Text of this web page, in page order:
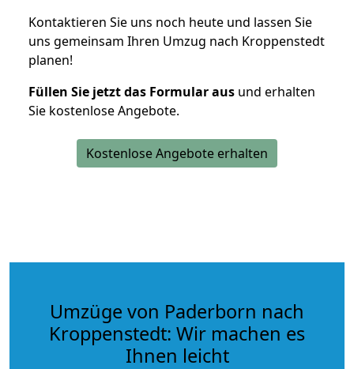
Kontaktieren Sie uns noch heute und lassen Sie
uns gemeinsam Ihren Umzug nach Kroppenstedt
planen!
Füllen Sie jetzt das Formular aus und erhalten
Sie kostenlose Angebote.
Kostenlose Angebote erhalten
Umzüge von Paderborn nach
Kroppenstedt: Wir machen es
Ihnen leicht